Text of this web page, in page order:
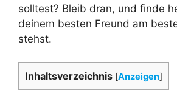
solltest? Bleib dran, und finde
deinem besten Freund am
stehst.
Inhaltsverzeichnis [Anzeigen]